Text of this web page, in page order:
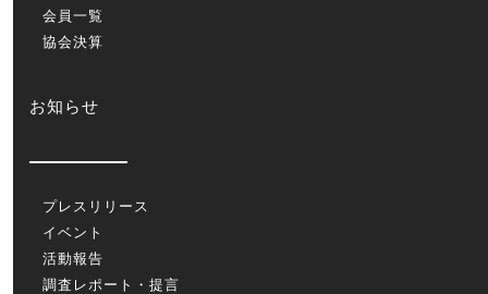
会員一覧
協会決算
お知らせ
プレスリリース
イベント
活動報告
調査レポート・提言